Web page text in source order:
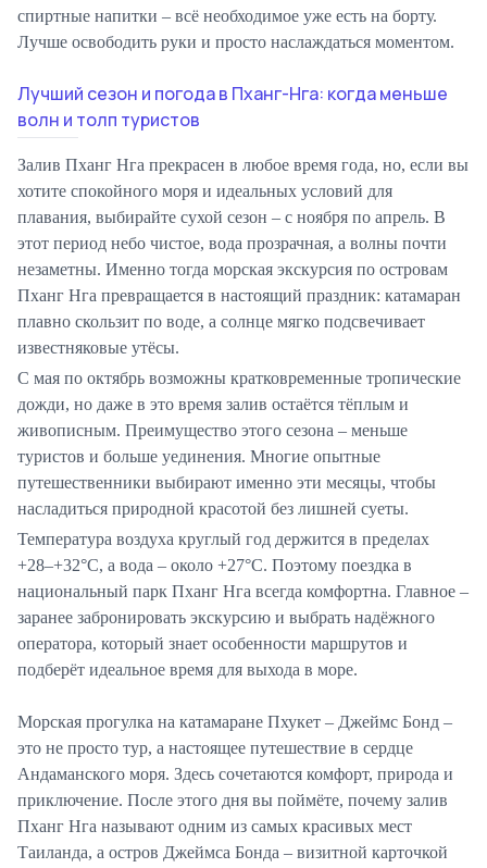
спиртные напитки – всё необходимое уже есть на борту.
Лучше освободить руки и просто наслаждаться моментом.
Лучший сезон и погода в Пханг-Нга: когда меньше
волн и толп туристов
Залив Пханг Нга прекрасен в любое время года, но, если вы
хотите спокойного моря и идеальных условий для
плавания, выбирайте сухой сезон – с ноября по апрель. В
этот период небо чистое, вода прозрачная, а волны почти
незаметны. Именно тогда морская экскурсия по островам
Пханг Нга превращается в настоящий праздник: катамаран
плавно скользит по воде, а солнце мягко подсвечивает
известняковые утёсы.
С мая по октябрь возможны кратковременные тропические
дожди, но даже в это время залив остаётся тёплым и
живописным. Преимущество этого сезона – меньше
туристов и больше уединения. Многие опытные
путешественники выбирают именно эти месяцы, чтобы
насладиться природной красотой без лишней суеты.
Температура воздуха круглый год держится в пределах
+28–+32°C, а вода – около +27°C. Поэтому поездка в
национальный парк Пханг Нга всегда комфортна. Главное –
заранее забронировать экскурсию и выбрать надёжного
оператора, который знает особенности маршрутов и
подберёт идеальное время для выхода в море.
Морская прогулка на катамаране Пхукет – Джеймс Бонд –
это не просто тур, а настоящее путешествие в сердце
Андаманского моря. Здесь сочетаются комфорт, природа и
приключение. После этого дня вы поймёте, почему залив
Пханг Нга называют одним из самых красивых мест
Таиланда, а остров Джеймса Бонда – визитной карточкой